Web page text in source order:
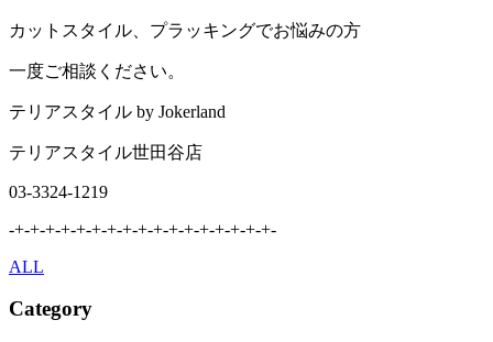
カットスタイル、プラッキングでお悩みの方
一度ご相談ください。
テリアスタイル by Jokerland
テリアスタイル世田谷店
03-3324-1219
-+-+-+-+-+-+-+-+-+-+-+-+-+-+-+-+-+-
ALL
Category